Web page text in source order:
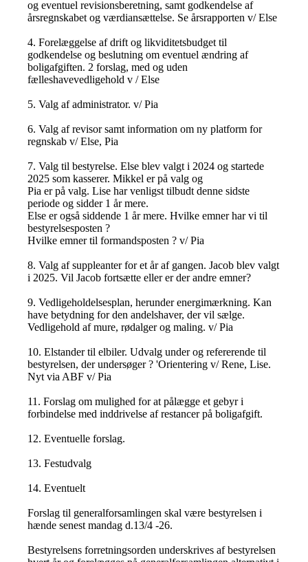
og eventuel revisionsberetning, samt godkendelse af
årsregnskabet og værdiansættelse. Se årsrapporten v/ Else
4. Forelæggelse af drift og likviditetsbudget til
godkendelse og beslutning om eventuel ændring af
boligafgiften. 2 forslag, med og uden
fælleshavevedligehold v / Else
5. Valg af administrator. v/ Pia
6. Valg af revisor samt information om ny platform for
regnskab v/ Else, Pia
7. Valg til bestyrelse. Else blev valgt i 2024 og startede
2025 som kasserer. Mikkel er på valg og
Pia er på valg. Lise har venligst tilbudt denne sidste
periode og sidder 1 år mere.
Else er også siddende 1 år mere. Hvilke emner har vi til
bestyrelsesposten ?
Hvilke emner til formandsposten ? v/ Pia
8. Valg af suppleanter for et år af gangen. Jacob blev valgt
i 2025. Vil Jacob fortsætte eller er der andre emner?
9. Vedligeholdelsesplan, herunder energimærkning. Kan
have betydning for den andelshaver, der vil sælge.
Vedligehold af mure, rødalger og maling. v/ Pia
10. Elstander til elbiler. Udvalg under og refererende til
bestyrelsen, der undersøger ? 'Orientering v/ Rene, Lise.
Nyt via ABF v/ Pia
11. Forslag om mulighed for at pålægge et gebyr i
forbindelse med inddrivelse af restancer på boligafgift.
12. Eventuelle forslag.
13. Festudvalg
14. Eventuelt
Forslag til generalforsamlingen skal være bestyrelsen i
hænde senest mandag d.13/4 -26.
Bestyrelsens forretningsorden underskrives af bestyrelsen